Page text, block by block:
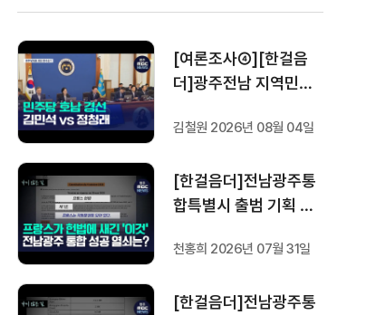
[여론조사④][한걸음
더]광주전남 지역민들
할까.. 변수는?
김철원 2026년 08월 04일
[한걸음더]전남광주통
합특별시 출범 기획 보
프랑스 헌법에 새긴 '지
성공 조건은?
천홍희 2026년 07월 31일
[한걸음더]전남광주통